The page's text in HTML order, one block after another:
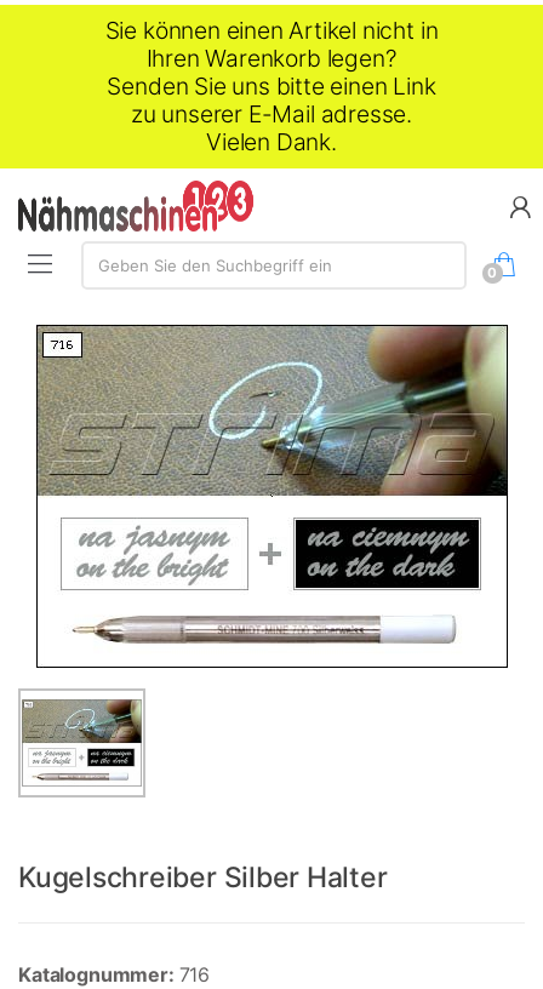
Sie können einen Artikel nicht in
Ihren Warenkorb legen?
Senden Sie uns bitte einen Link
zu unserer E-Mail adresse.
Vielen Dank.
Suche:
Geben Sie den Suchbegriff ein
0
Kugelschreiber Silber Halter
Katalognummer: 716